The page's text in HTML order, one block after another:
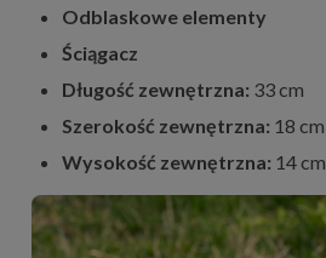
Odblaskowe elementy
Ściągacz
Długość zewnętrzna: 33 cm
Szerokość zewnętrzna: 18 cm
Wysokość zewnętrzna: 14 cm